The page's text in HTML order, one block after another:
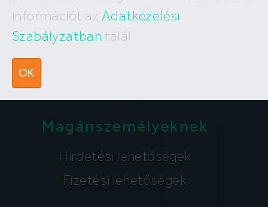
információt az Adatkezelési
Szabályzatban talál.
OK
+36 (30) 550 5566
Írj nekünk
Magánszemélyeknek
Hirdetési lehetőségek
Fizetési lehetőségek